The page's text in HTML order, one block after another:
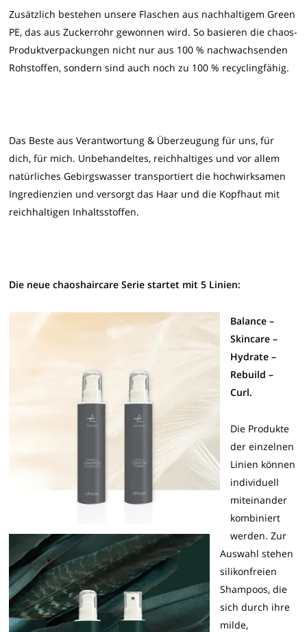
Zusätzlich bestehen unsere Flaschen aus nachhaltigem Green
PE, das aus Zuckerrohr gewonnen wird. So basieren die chaos-
Produktverpackungen nicht nur aus 100 % nachwachsenden
Rohstoffen, sondern sind auch noch zu 100 % recyclingfähig.
Das Beste aus Verantwortung & Überzeugung für uns, für
dich, für mich. Unbehandeltes, reichhaltiges und vor allem
natürliches Gebirgswasser transportiert die hochwirksamen
Ingredienzien und versorgt das Haar und die Kopfhaut mit
reichhaltigen Inhaltsstoffen.
Die neue chaoshaircare Serie startet mit 5 Linien:
Balance –
Skincare –
Hydrate –
Rebuild –
Curl.
Die Produkte
der einzelnen
Linien können
individuell
miteinander
kombiniert
werden. Zur
Auswahl stehen
silikonfreien
Shampoos, die
sich durch ihre
milde,